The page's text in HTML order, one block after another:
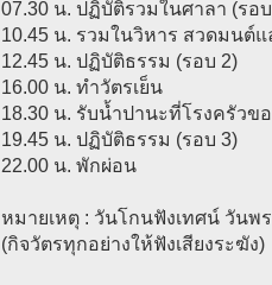
07.30 น. ปฏิบัติรวมในศาลา (รอ
10.45 น. รวมในวิหาร สวดมนต์
12.45 น. ปฏิบัติธรรม (รอบ 2)
16.00 น. ทำวัตรเย็น
18.30 น. รับน้ำปานะที่โรงครัวข
19.45 น. ปฏิบัติธรรม (รอบ 3)
22.00 น. พักผ่อน
หมายเหตุ : วันโกนฟังเทศน์ วันพ
(กิจวัตรทุกอย่างให้ฟังเสียงระฆัง)